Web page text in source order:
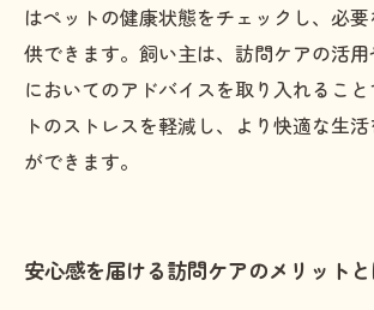
はペットの健康状態をチェックし、必
供できます。飼い主は、訪問ケアの活
においてのアドバイスを取り入れるこ
トのストレスを軽減し、より快適な生
ができます。
安心感を届ける訪問ケアのメリットと